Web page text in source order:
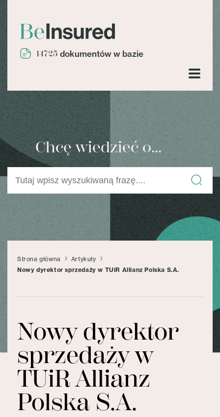
14725 dokumentów w bazie
Chcę wiedzieć o...
Strona główna
Artykuły
Nowy dyrektor sprzedaży w TUiR Allianz Polska S.A.
Nowy dyrektor
sprzedaży w
TUiR Allianz
Polska S.A.